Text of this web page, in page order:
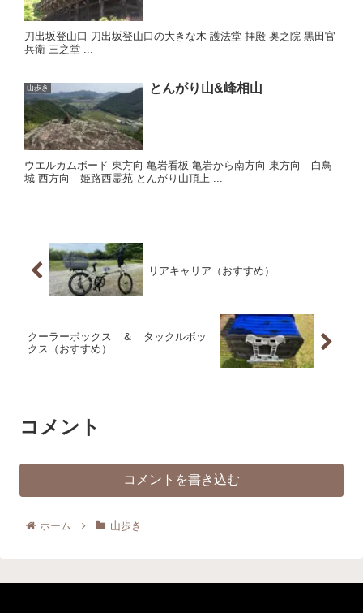
刀出坂登山口 刀出坂登山口の大きな木 護法堂 拝殿 奥之院 黒田官
兵衛 三之堂 ...
山歩き とんがり山&峰相山
ウエルカムボード 東方向 亀岩看板 亀岩から南方向 東方向 白鳥
城 西方向 姫路西霊苑 とんがり山頂上 ...
リアキャリア（おすすめ）
クーラーボックス ＆ タックルボッ
クス（おすすめ）
コメント
コメントを書き込む
ホーム 山歩き